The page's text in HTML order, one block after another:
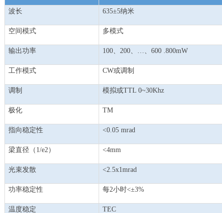
波长 635±5纳米
空间模式 多模式
输出功率 100、200、…、600 .800mW
工作模式 CW或调制
调制 模拟或TTL 0~30Khz
极化 TM
指向稳定性 <0.05 mrad
梁直径（1/e2） <4mm
光束发散 <2.5x1mrad
功率稳定性 每2小时<±3%
温度稳定 TEC